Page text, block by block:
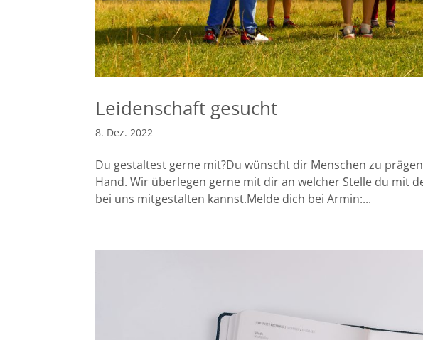
Leidenschaft gesucht
8. Dez. 2022
Du gestaltest gerne mit?Du wünscht dir Menschen zu
Hand. Wir überlegen gerne mit dir an welcher Stelle du mit
bei uns mitgestalten kannst.Melde dich bei Armin:...